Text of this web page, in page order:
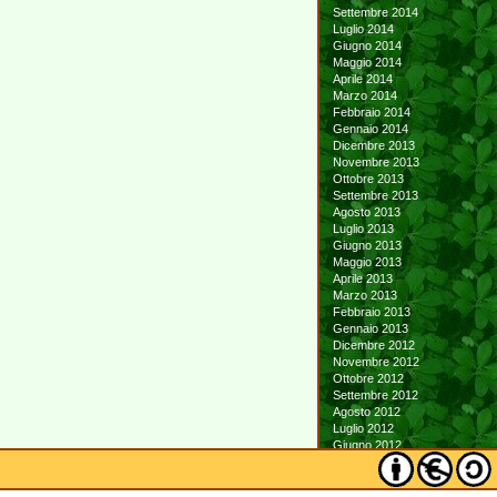
Settembre 2014
Luglio 2014
Giugno 2014
Maggio 2014
Aprile 2014
Marzo 2014
Febbraio 2014
Gennaio 2014
Dicembre 2013
Novembre 2013
Ottobre 2013
Settembre 2013
Agosto 2013
Luglio 2013
Giugno 2013
Maggio 2013
Aprile 2013
Marzo 2013
Febbraio 2013
Gennaio 2013
Dicembre 2012
Novembre 2012
Ottobre 2012
Settembre 2012
Agosto 2012
Luglio 2012
Giugno 2012
Maggio 2012
Aprile 2012